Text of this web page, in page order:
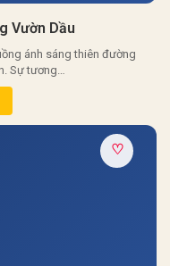
Vườn Dầu
ánh sáng thiên đường
Sự tương…
♡